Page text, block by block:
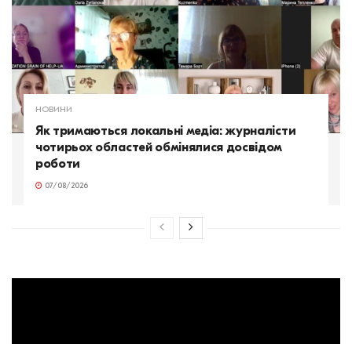
НОВИНИ
Як тримаються локальні медіа: журналісти
чотирьох областей обмінялися досвідом
роботи
07/08/2026